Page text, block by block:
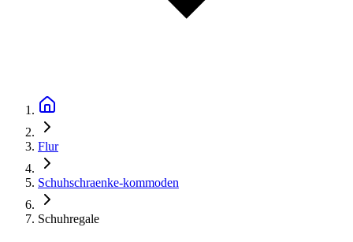
Flur
Schuhschraenke-kommoden
Schuhregale